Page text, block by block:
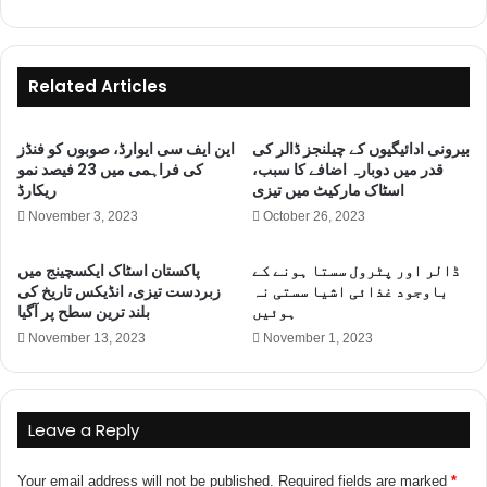
b
s
e
Related Articles
این ایف سی ایوارڈ، صوبوں کو فنڈز
کی فراہمی میں 23 فیصد نمو
ریکارڈ
November 3, 2023
بیرونی ادائیگیوں کے چیلنجز ڈالر کی
قدر میں دوبارہ اضافے کا سبب،
اسٹاک مارکیٹ میں تیزی
October 26, 2023
پاکستان اسٹاک ایکسچینج میں
زبردست تیزی، انڈیکس تاریخ کی
بلند ترین سطح پر آگیا
November 13, 2023
ڈالر اور پٹرول سستا ہونے کے
باوجود غذائی اشیا سستی نہ
ہوئیں
November 1, 2023
Leave a Reply
Your email address will not be published. Required fields are marked *